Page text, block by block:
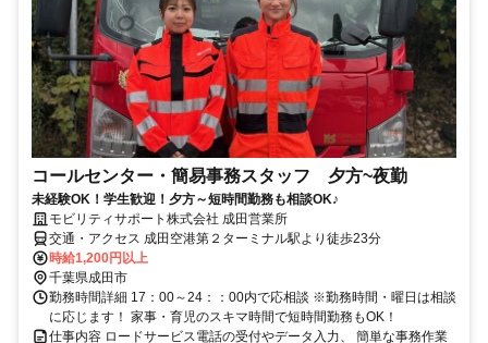
コールセンター・簡易事務スタッフ 夕方~夜勤
未経験OK！学生歓迎！夕方～短時間勤務も相談OK♪
モビリティサポート株式会社 成田営業所
交通・アクセス 成田空港第２ターミナル駅より徒歩23分
時給1,200円以上
千葉県成田市
勤務時間詳細 17：00～24：：00内で応相談 ※勤務時間・曜日は相談
に応じます！ 家事・育児のスキマ時間で短時間勤務もOK！
仕事内容 ロードサービス電話の受付やデータ入力、 簡単な事務作業